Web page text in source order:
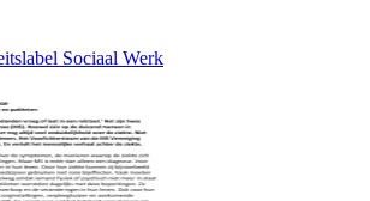
Sociaal Werk